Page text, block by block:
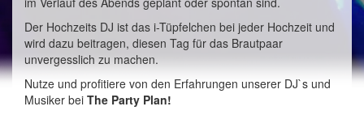
Der Hochzeits DJ ist das i-Tüpfelchen bei jeder Hochzeit und
wird dazu beitragen, diesen Tag für das Brautpaar
unvergesslich zu machen.
Nutze und profitiere von den Erfahrungen unserer DJ`s und
Musiker bei The Party Plan!